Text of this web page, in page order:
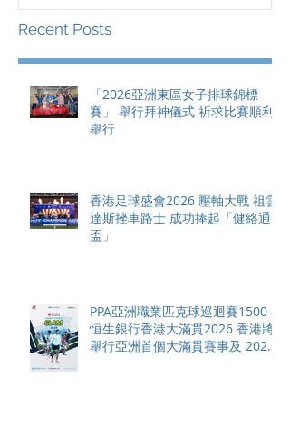
Recent Posts
「2026亞洲東區女子排球錦標
賽」 舉行拜神儀式 祈求比賽順利
舉行
香港足球盛會2026 壓軸大戰 祖雲
達斯挫車路士 成功捧起「健絡通
盃」
PPA亞洲職業匹克球巡迴賽1500 -
恒生銀行香港大滿貫2026 香港將
舉行亞洲首個大滿貫賽事及 2026